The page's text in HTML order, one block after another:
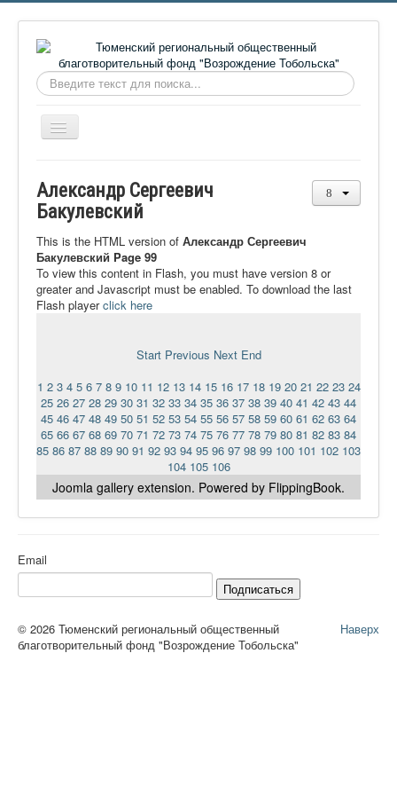
Искать...
Включить/
выключить
О фонде
Видеоматериалы
Контакты
Ермаковополе.рф
Александр Сергеевич
Бакулевский
This is the HTML version of Александр Сергеевич
Бакулевский Page 99
To view this content in Flash, you must have version 8 or
greater and Javascript must be enabled. To download the last
Flash playerclick here
Start Previous Next End
1 2 3 4 5 6 7 8 9 10 11 12 13 14 15 16 17 18 19 20 21 22 23 24
25 26 27 28 29 30 31 32 33 34 35 36 37 38 39 40 41 42 43 44
45 46 47 48 49 50 51 52 53 54 55 56 57 58 59 60 61 62 63 64
65 66 67 68 69 70 71 72 73 74 75 76 77 78 79 80 81 82 83 84
85 86 87 88 89 90 91 92 93 94 95 96 97 98 99 100 101 102 103
104 105 106
Joomla gallery extension. Powered by FlippingBook.
Email
Подписаться
Наверх
© 2026 Тюменский региональный общественный
благотворительный фонд "Возрождение Тобольска"